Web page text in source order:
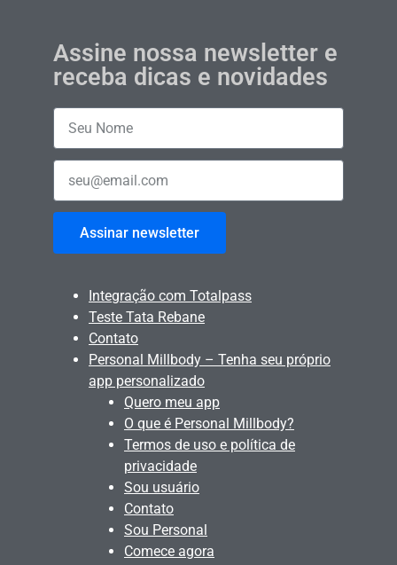
Assine nossa newsletter e
receba dicas e novidades
Assinar newsletter
Integração com Totalpass
Teste Tata Rebane
Contato
Personal Millbody – Tenha seu próprio
app personalizado
Quero meu app
O que é Personal Millbody?
Termos de uso e política de
privacidade
Sou usuário
Contato
Sou Personal
Comece agora